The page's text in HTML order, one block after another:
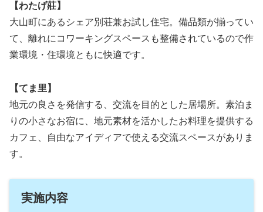
【わたげ莊】
大山町にあるシェア別荘兼お試し住宅。備品類が揃ってい
て、離れにコワーキングスペースも整備されているので作
業環境・住環境ともに快適です。
【てま里】
地元の良さを発信する、交流を目的とした居場所。素泊ま
りの小さなお宿に、地元素材を活かしたお料理を提供する
カフェ、自由なアイディアで使える交流スペースがありま
す。
実施内容